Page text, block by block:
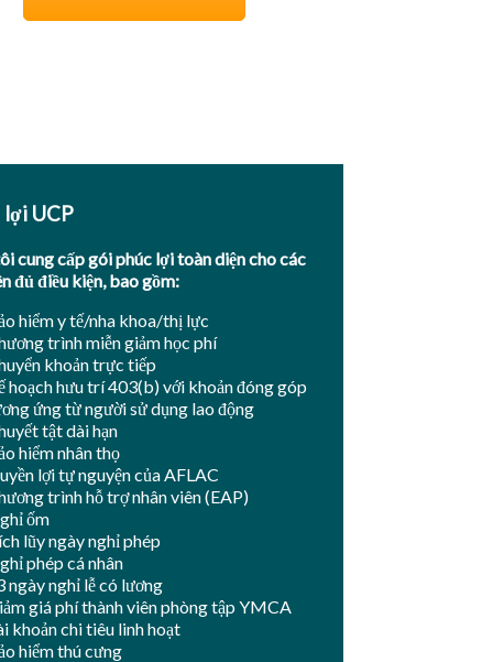
lợi UCP
cung cấp gói phúc lợi toàn diện cho các
đủ điều kiện, bao gồm:
hiểm y tế/nha khoa/thị lực
trình miễn giảm học phí
khoản trực tiếp
hoạch hưu trí 403(b) với khoản đóng góp
ứng từ người sử dụng lao động
tật dài hạn
hiểm nhân thọ
lợi tự nguyện của AFLAC
trình hỗ trợ nhân viên (EAP)
ốm
lũy ngày nghỉ phép
phép cá nhân
ngày nghỉ lễ có lương
giá phí thành viên phòng tập YMCA
khoản chi tiêu linh hoạt
hiểm thú cưng